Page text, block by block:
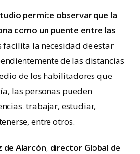
permite observar que la
como un puente entre las
facilita la necesidad de estar
de las distancias
de los habilitadores que
las personas pueden
trabajar, estudiar,
entre otros.
de Alarcón, director Global de